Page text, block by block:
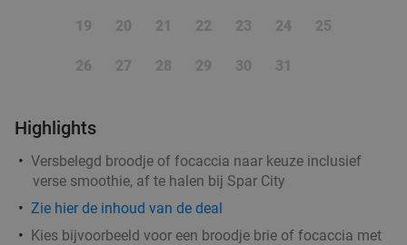
19 20 21 22 23 24 25
26 27 28 29 30 31
Highlights
Versbelegd broodje of focaccia naar keuze inclusief
verse smoothie, af te halen bij Spar City
Zie hier de inhoud van de deal
Kies bijvoorbeeld voor een broodje brie of focaccia met